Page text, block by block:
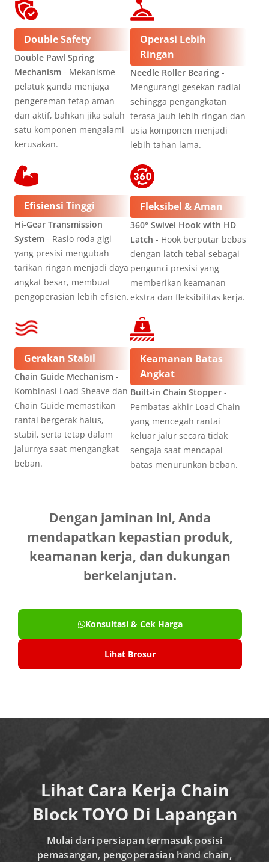
Double Safety
Double Pawl Spring
Mechanism- Mekanisme
pelatuk ganda menjaga
pengereman tetap aman
dan aktif, bahkan jika salah
satu komponen mengalami
kerusakan.
Efisiensi Tinggi
Hi-Gear Transmission
System- Rasio roda gigi
yang presisi mengubah
tarikan ringan menjadi daya
angkat besar, membuat
pengoperasian lebih efisien.
Gerakan Stabil
Chain Guide Mechanism-
Kombinasi Load Sheave dan
Chain Guide memastikan
rantai bergerak halus,
stabil, serta tetap dalam
jalurnya saat mengangkat
beban.
Operasi Lebih
Ringan
Needle Roller Bearing-
Mengurangi gesekan radial
sehingga pengangkatan
terasa jauh lebih ringan dan
usia komponen menjadi
lebih tahan lama.
Fleksibel & Aman
360° Swivel Hook with HD
Latch - Hook berputar bebas
dengan latch tebal sebagai
pengunci presisi yang
memberikan keamanan
ekstra dan fleksibilitas kerja.
Keamanan Batas
Angkat
Built-in Chain Stopper-
Pembatas akhir Load Chain
yang mencegah rantai
keluar jalur secara tidak
sengaja saat mencapai
batas menurunkan beban.
Dengan jaminan ini, Anda
mendapatkan kepastian produk,
keamanan kerja, dan dukungan
berkelanjutan.
Konsultasi & Cek Harga
Lihat Brosur
Lihat Cara Kerja Chain
Block TOYO Di Lapangan
Mulai dari persiapan termasuk posisi
pemasangan, pengoperasian hand chain,